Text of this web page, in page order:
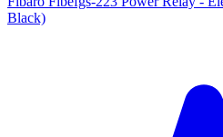
Black)